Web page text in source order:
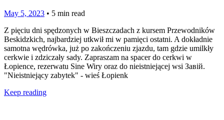
May 5, 2023 • 5 min read
Z pięciu dni spędzonych w Bieszczadach z kursem Przewodników
Beskidzkich, najbardziej utkwił mi w pamięci ostatni. A dokładnie
samotna wędrówka, już po zakończeniu zjazdu, tam gdzie umilkły
cerkwie i zdziczały sady. Zapraszam na spacer do cerkwi w
Łopience, rezerwatu Sine Wiry oraz do nieistniejącej wsi Завій.
"Nieistniejący zabytek" - wieś Łopienk
Keep reading